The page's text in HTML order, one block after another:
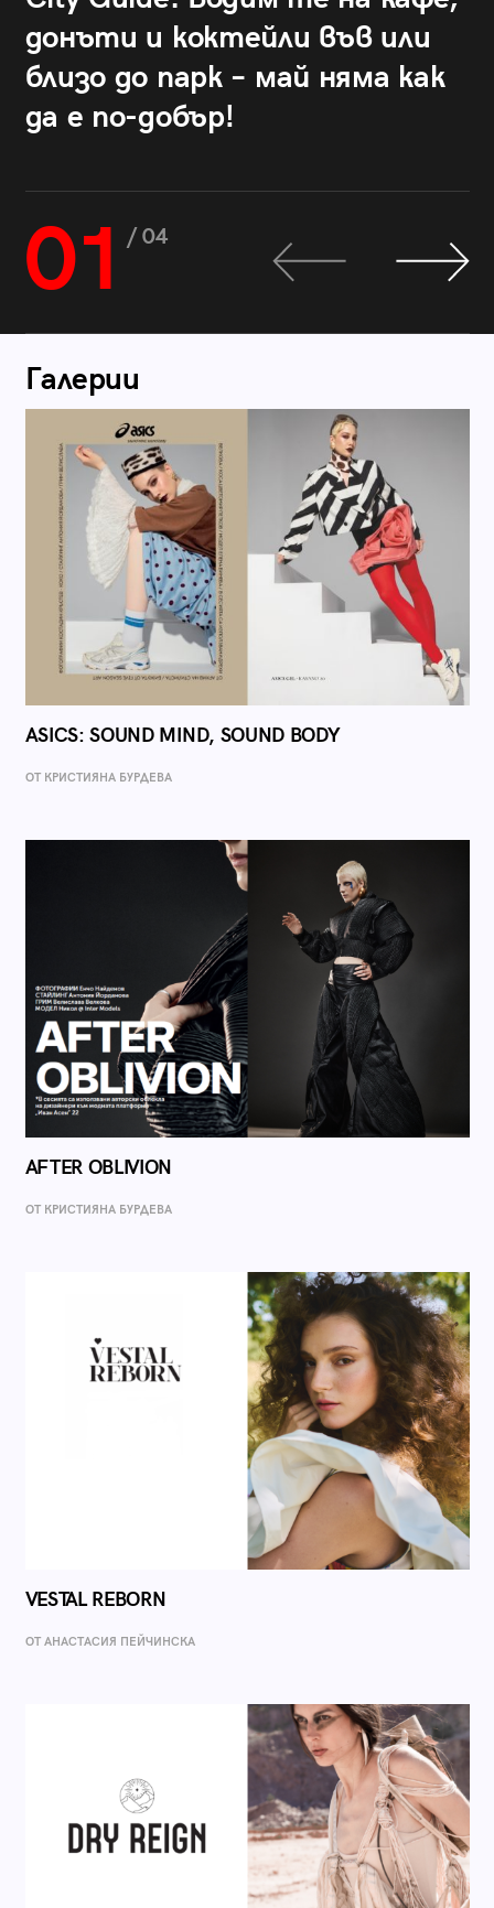
донъти и коктейли във или
близо до парк – май няма как
да е по-добър!
01 / 04
Галерии
ASICS: SOUND MIND, SOUND BODY
ОТ КРИСТИЯНА БУРДЕВА
AFTER OBLIVION
ОТ КРИСТИЯНА БУРДЕВА
VESTAL REBORN
ОТ AНАСТАСИЯ ПЕЙЧИНСКА